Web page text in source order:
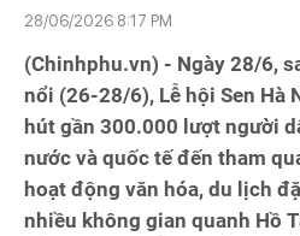
28/06/2026 8:17 PM
(Chinhphu.vn) - Ngày 28/6,
nổi (26-28/6), Lễ hội Sen Hà
hút gần 300.000 lượt người
nước và quốc tế đến tham
hoạt động văn hóa, du lịch
nhiều không gian quanh Hồ